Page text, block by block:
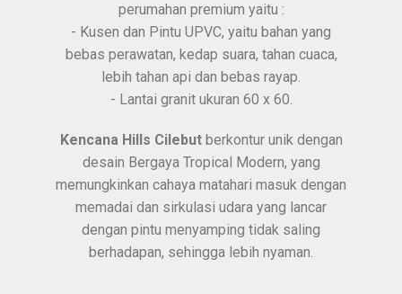
perumahan premium yaitu :
- Kusen dan Pintu UPVC, yaitu bahan yang
bebas perawatan, kedap suara, tahan cuaca,
lebih tahan api dan bebas rayap.
- Lantai granit ukuran 60 x 60.
Kencana Hills Cilebut berkontur unik dengan
desain Bergaya Tropical Modern, yang
memungkinkan cahaya matahari masuk dengan
memadai dan sirkulasi udara yang lancar
dengan pintu menyamping tidak saling
berhadapan, sehingga lebih nyaman.